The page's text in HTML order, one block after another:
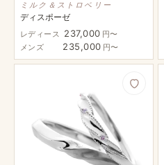
ミルク＆ストロベリー
ディスポーゼ
レディース 237,000 円〜
メンズ
235,000 円〜